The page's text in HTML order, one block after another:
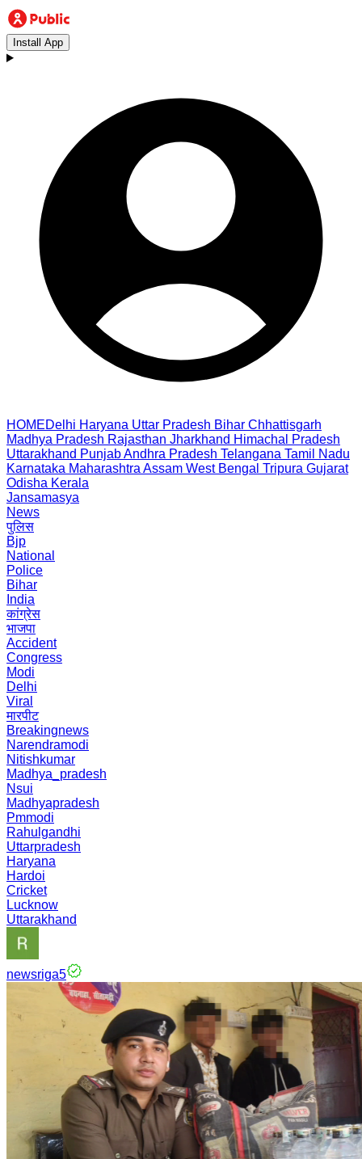
Install App
HOMEDelhi Haryana Uttar Pradesh Bihar Chhattisgarh
Madhya Pradesh Rajasthan Jharkhand Himachal Pradesh
Uttarakhand PunjabAndhra Pradesh Telangana Tamil Nadu
Karnataka Maharashtra Assam West Bengal Tripura Gujarat
Odisha Kerala
Jansamasya
News
पुलिस
Bjp
National
Police
Bihar
India
कांग्रेस
भाजपा
Accident
Congress
Modi
Delhi
Viral
मारपीट
Breakingnews
Narendramodi
Nitishkumar
Madhya_pradesh
Nsui
Madhyapradesh
Pmmodi
Rahulgandhi
Uttarpradesh
Haryana
Hardoi
Cricket
Lucknow
Uttarakhand
newsriga5